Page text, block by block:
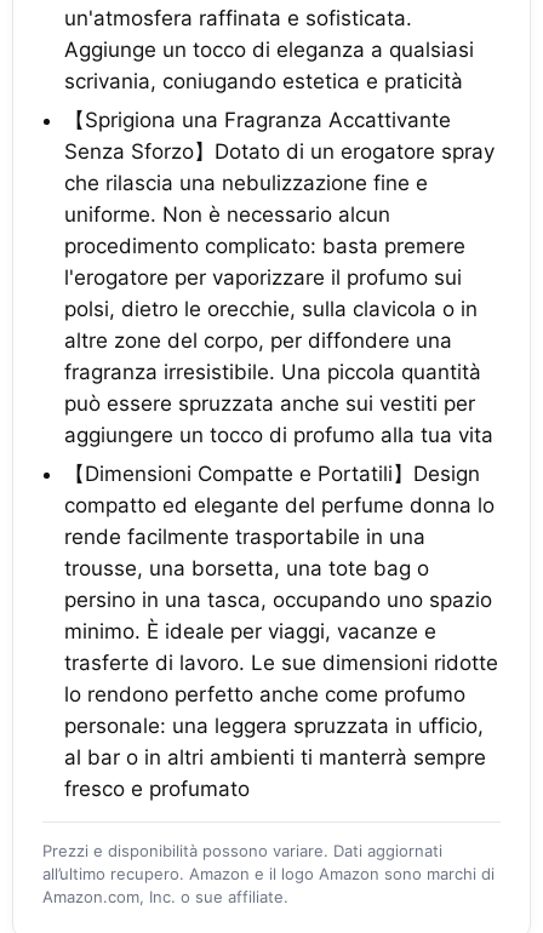
un'atmosfera raffinata e sofisticata.
Aggiunge un tocco di eleganza a qualsiasi
scrivania, coniugando estetica e praticità
【Sprigiona una Fragranza Accattivante
Senza Sforzo】Dotato di un erogatore spray
che rilascia una nebulizzazione fine e
uniforme. Non è necessario alcun
procedimento complicato: basta premere
l'erogatore per vaporizzare il profumo sui
polsi, dietro le orecchie, sulla clavicola o in
altre zone del corpo, per diffondere una
fragranza irresistibile. Una piccola quantità
può essere spruzzata anche sui vestiti per
aggiungere un tocco di profumo alla tua vita
【Dimensioni Compatte e Portatili】Design
compatto ed elegante del perfume donna lo
rende facilmente trasportabile in una
trousse, una borsetta, una tote bag o
persino in una tasca, occupando uno spazio
minimo. È ideale per viaggi, vacanze e
trasferte di lavoro. Le sue dimensioni ridotte
lo rendono perfetto anche come profumo
personale: una leggera spruzzata in ufficio,
al bar o in altri ambienti ti manterrà sempre
fresco e profumato
Prezzi e disponibilità possono variare. Dati aggiornati
all’ultimo recupero. Amazon e il logo Amazon sono marchi di
Amazon.com, Inc. o sue affiliate.